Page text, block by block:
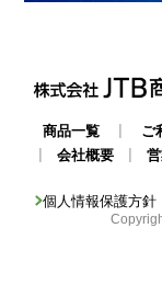
商品一覧 ご
会社概要
個人情報保護方針